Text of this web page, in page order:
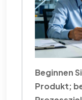
Beginnen
Produkt;